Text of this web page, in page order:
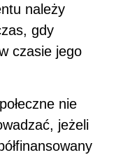
należy
gdy
czasie jego
nie
jeżeli